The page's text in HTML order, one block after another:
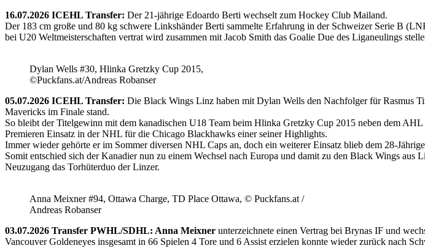
16.07.2026 ICEHL Transfer: Der 21-jährige Edoardo Berti wechselt zum Hockey Club Mailand.
Der 183 cm große und 80 kg schwere Linkshänder Berti sammelte Erfahrung in der Schweizer Serie B
bei U20 Weltmeisterschaften vertrat wird zusammen mit Jacob Smith das Goalie Due des Liganeulings
Dylan Wells #30, Hlinka Gretzky Cup 2015,
©Puckfans.at/Andreas Robanser
05.07.2026 ICEHL Transfer: Die Black Wings Linz haben mit Dylan Wells den Nachfolger für Rasmus
Mavericks im Finale stand.
So bleibt der Titelgewinn mit dem kanadischen U18 Team beim Hlinka Gretzky Cup 2015 neben dem
Premieren Einsatz in der NHL für die Chicago Blackhawks einer seiner Highlights.
Immer wieder gehörte er im Sommer diversen NHL Caps an, doch ein weiterer Einsatz blieb dem 28-
Somit entschied sich der Kanadier nun zu einem Wechsel nach Europa und damit zu den Black Wings
Neuzugang das Torhüterduo der Linzer.
Anna Meixner #94, Ottawa Charge, TD Place Ottawa, © Puckfans.at /
Andreas Robanser
03.07.2026 Transfer PWHL/SDHL: Anna Meixner unterzeichnete einen Vertrag bei Brynas IF und
Vancouver Goldeneyes insgesamt in 66 Spielen 4 Tore und 6 Assist erzielen konnte wieder zurück nach